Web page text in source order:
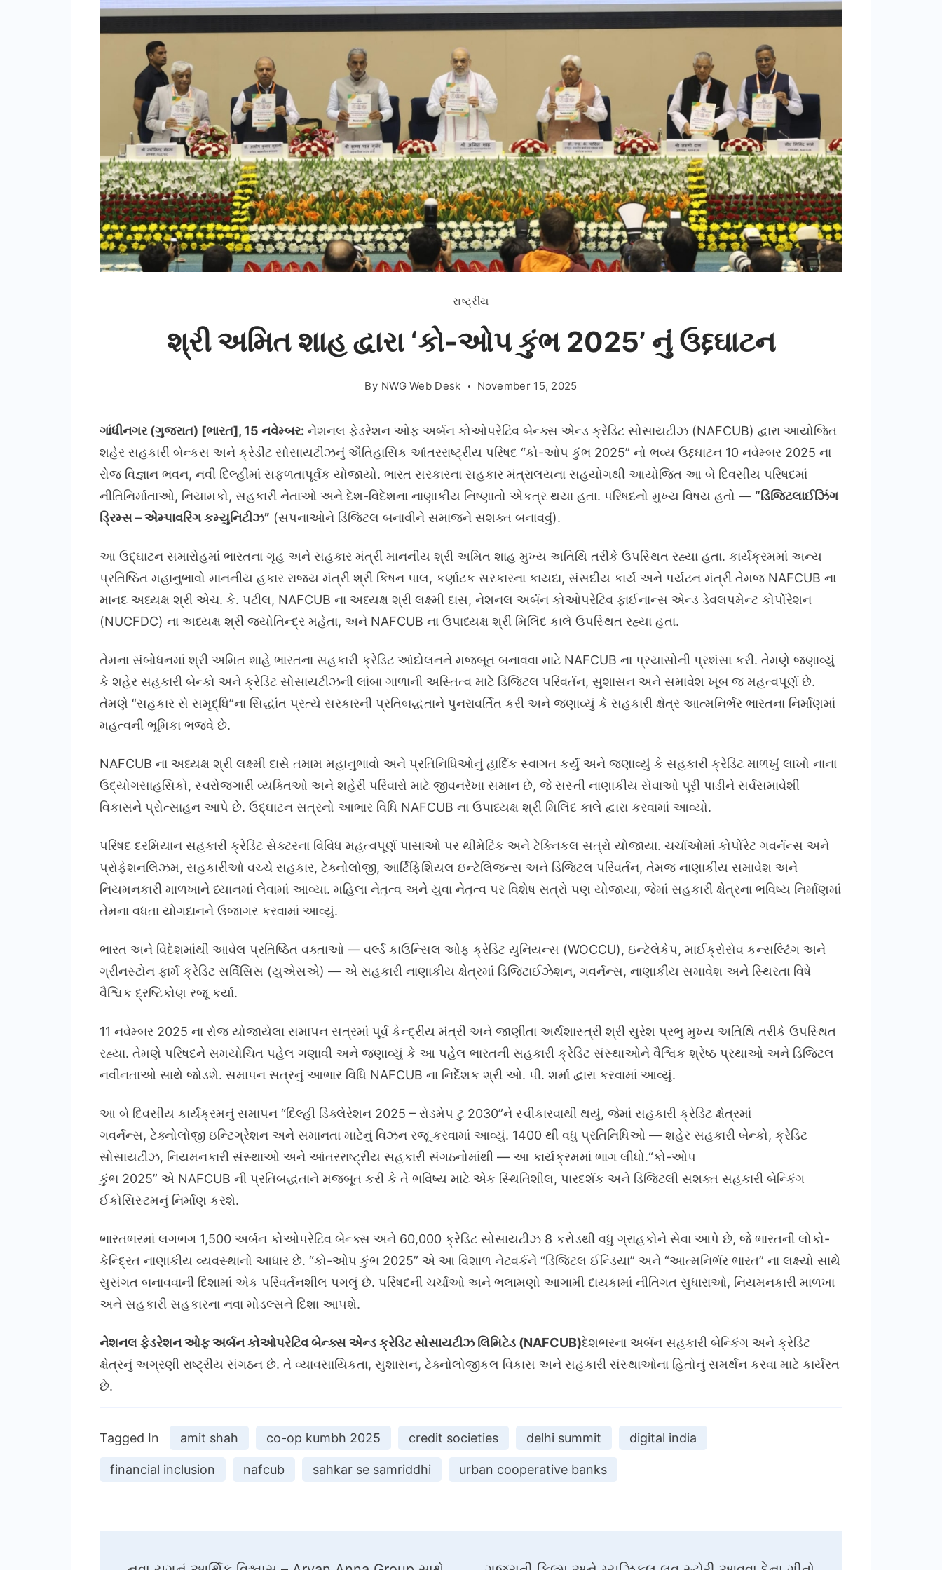
રાષ્ટ્રીય
શ્રી અમિત શાહ દ્વારા ‘કો-ઓપ કુંભ 2025’ નું ઉદ્દઘાટન
By NWG Web Desk November 15, 2025
ગાંધીનગર (ગુજરાત) [ભારત], 15 નવેમ્બર: નેશનલ ફેડરેશન ઓફ અર્બન કોઓપરેટિવ બેન્ક્સ એન્ડ ક્રેડિટ સોસાયટીઝ (NAFCUB) દ્વારા આયોજિત
શહેર સહકારી બેન્કસ અને ક્રેડીટ સોસાયટીઝનું ઐતિહાસિક આંતરરાષ્ટ્રીય પરિષદ “કો-ઓપ કુંભ 2025” નો ભવ્ય ઉદ્દઘાટન 10 નવેમ્બર 2025 ના
રોજ વિજ્ઞાન ભવન, નવી દિલ્હીમાં સફળતાપૂર્વક યોજાયો. ભારત સરકારના સહકાર મંત્રાલયના સહયોગથી આયોજિત આ બે દિવસીય પરિષદમાં
નીતિનિર્માતાઓ, નિયામકો, સહકારી નેતાઓ અને દેશ-વિદેશના નાણાકીય નિષ્ણાતો એકત્ર થયા હતા. પરિષદનો મુખ્ય વિષય હતો — “ડિજિટલાઈઝિંગ
ડ્રિમ્સ –એમ્પાવરિંગ કમ્યુનિટીઝ” (સપનાઓને ડિજિટલ બનાવીને સમાજને સશક્ત બનાવવું).
આ ઉદ્ઘાટન સમારોહમાં ભારતના ગૃહ અને સહકાર મંત્રી માનનીય શ્રી અમિત શાહ મુખ્ય અતિથિ તરીકે ઉપસ્થિત રહ્યા હતા. કાર્યક્રમમાં અન્ય
પ્રતિષ્ઠિત મહાનુભાવો માનનીય હકાર રાજ્ય મંત્રી શ્રી કિષન પાલ, કર્ણાટક સરકારના કાયદા, સંસદીય કાર્ય અને પર્યટન મંત્રી તેમજ NAFCUB ના
માનદ અધ્યક્ષ શ્રી એચ. કે. પટીલ, NAFCUB ના અધ્યક્ષ શ્રી લક્ષ્મી દાસ, નેશનલ અર્બન કોઓપરેટિવ ફાઈનાન્સ એન્ડ ડેવલપમેન્ટ કોર્પોરેશન
(NUCFDC) ના અધ્યક્ષ શ્રી જ્યોતિન્દ્ર મહેતા, અને NAFCUB ના ઉપાધ્યક્ષ શ્રી મિલિંદ કાલે ઉપસ્થિત રહ્યા હતા.
તેમના સંબોધનમાં શ્રી અમિત શાહે ભારતના સહકારી ક્રેડિટ આંદોલનને મજબૂત બનાવવા માટે NAFCUB ના પ્રયાસોની પ્રશંસા કરી. તેમણે જણાવ્યું
કે શહેર સહકારી બેન્કો અને ક્રેડિટ સોસાયટીઝની લાંબા ગાળાની અસ્તિત્વ માટે ડિજિટલ પરિવર્તન, સુશાસન અને સમાવેશ ખૂબ જ મહત્વપૂર્ણ છે.
તેમણે “સહકાર સે સમૃદ્ધિ”ના સિદ્ધાંત પ્રત્યે સરકારની પ્રતિબદ્ધતાને પુનરાવર્તિત કરી અને જણાવ્યું કે સહકારી ક્ષેત્ર આત્મનિર્ભર ભારતના નિર્માણમાં
મહત્વની ભૂમિકા ભજવે છે.
NAFCUB ના અધ્યક્ષ શ્રી લક્ષ્મી દાસે તમામ મહાનુભાવો અને પ્રતિનિધિઓનું હાર્દિક સ્વાગત કર્યું અને જણાવ્યું કે સહકારી ક્રેડિટ માળખું લાખો નાના
ઉદ્યોગસાહસિકો, સ્વરોજગારી વ્યક્તિઓ અને શહેરી પરિવારો માટે જીવનરેખા સમાન છે, જે સસ્તી નાણાકીય સેવાઓ પૂરી પાડીને સર્વસમાવેશી
વિકાસને પ્રોત્સાહન આપે છે. ઉદ્ઘાટન સત્રનો આભાર વિધિ NAFCUB ના ઉપાધ્યક્ષ શ્રી મિલિંદ કાલે દ્વારા કરવામાં આવ્યો.
પરિષદ દરમિયાન સહકારી ક્રેડિટ સેક્ટરના વિવિધ મહત્વપૂર્ણ પાસાઓ પર થીમેટિક અને ટેક્નિકલ સત્રો યોજાયા. ચર્ચાઓમાં કોર્પોરેટ ગવર્નન્સ અને
પ્રોફેશનલિઝમ, સહકારીઓ વચ્ચે સહકાર, ટેક્નોલોજી, આર્ટિફિશિયલ ઇન્ટેલિજન્સ અને ડિજિટલ પરિવર્તન, તેમજ નાણાકીય સમાવેશ અને
નિયમનકારી માળખાને ધ્યાનમાં લેવામાં આવ્યા. મહિલા નેતૃત્વ અને યુવા નેતૃત્વ પર વિશેષ સત્રો પણ યોજાયા, જેમાં સહકારી ક્ષેત્રના ભવિષ્ય નિર્માણમાં
તેમના વધતા યોગદાનને ઉજાગર કરવામાં આવ્યું.
ભારત અને વિદેશમાંથી આવેલ પ્રતિષ્ઠિત વક્તાઓ — વર્લ્ડ કાઉન્સિલ ઓફ ક્રેડિટ યુનિયન્સ (WOCCU), ઇન્ટેલેકેપ, માઈક્રોસેવ કન્સલ્ટિંગ અને
ગ્રીનસ્ટોન ફાર્મ ક્રેડિટ સર્વિસિસ (યુએસએ) — એ સહકારી નાણાકીય ક્ષેત્રમાં ડિજિટાઈઝેશન, ગવર્નન્સ, નાણાકીય સમાવેશ અને સ્થિરતા વિષે
વૈશ્વિક દ્રષ્ટિકોણ રજૂ કર્યા.
11 નવેમ્બર 2025 ના રોજ યોજાયેલા સમાપન સત્રમાં પૂર્વ કેન્દ્રીય મંત્રી અને જાણીતા અર્થશાસ્ત્રી શ્રી સુરેશ પ્રભુ મુખ્ય અતિથિ તરીકે ઉપસ્થિત
રહ્યા. તેમણે પરિષદને સમયોચિત પહેલ ગણાવી અને જણાવ્યું કે આ પહેલ ભારતની સહકારી ક્રેડિટ સંસ્થાઓને વૈશ્વિક શ્રેષ્ઠ પ્રથાઓ અને ડિજિટલ
નવીનતાઓ સાથે જોડશે. સમાપન સત્રનું આભાર વિધિ NAFCUB ના નિર્દેશક શ્રી ઓ. પી. શર્મા દ્વારા કરવામાં આવ્યું.
આ બે દિવસીય કાર્યક્રમનું સમાપન “દિલ્હી ડિક્લેરેશન 2025 – રોડમેપ ટુ 2030”ને સ્વીકારવાથી થયું, જેમાં સહકારી ક્રેડિટ ક્ષેત્રમાં
ગવર્નન્સ, ટેક્નોલોજી ઇન્ટિગ્રેશન અને સમાનતા માટેનું વિઝન રજૂ કરવામાં આવ્યું. 1400 થી વધુ પ્રતિનિધિઓ — શહેર સહકારી બેન્કો, ક્રેડિટ
સોસાયટીઝ, નિયમનકારી સંસ્થાઓ અને આંતરરાષ્ટ્રીય સહકારી સંગઠનોમાંથી — આ કાર્યક્રમમાં ભાગ લીધો.“કો-ઓપ
કુંભ 2025” એ NAFCUB ની પ્રતિબદ્ધતાને મજબૂત કરી કે તે ભવિષ્ય માટે એક સ્થિતિશીલ, પારદર્શક અને ડિજિટલી સશક્ત સહકારી બેન્કિંગ
ઈકોસિસ્ટમનું નિર્માણ કરશે.
ભારતભરમાં લગભગ 1,500 અર્બન કોઓપરેટિવ બેન્ક્સ અને 60,000 ક્રેડિટ સોસાયટીઝ 8 કરોડથી વધુ ગ્રાહકોને સેવા આપે છે, જે ભારતની લોકો-
કેન્દ્રિત નાણાકીય વ્યવસ્થાનો આધાર છે. “કો-ઓપ કુંભ 2025” એ આ વિશાળ નેટવર્કને “ડિજિટલ ઈન્ડિયા” અને “આત્મનિર્ભર ભારત” ના લક્ષ્યો સાથે
સુસંગત બનાવવાની દિશામાં એક પરિવર્તનશીલ પગલું છે. પરિષદની ચર્ચાઓ અને ભલામણો આગામી દાયકામાં નીતિગત સુધારાઓ, નિયમનકારી માળખા
અને સહકારી સહકારના નવા મોડલ્સને દિશા આપશે.
નેશનલ ફેડરેશન ઓફ અર્બન કોઓપરેટિવ બેન્ક્સ એન્ડ ક્રેડિટ સોસાયટીઝ લિમિટેડ (NAFCUB)દેશભરના અર્બન સહકારી બેન્કિંગ અને ક્રેડિટ
ક્ષેત્રનું અગ્રણી રાષ્ટ્રીય સંગઠન છે. તે વ્યાવસાયિકતા, સુશાસન, ટેક્નોલોજીકલ વિકાસ અને સહકારી સંસ્થાઓના હિતોનું સમર્થન કરવા માટે કાર્યરત
છે.
Tagged In amit shah co-op kumbh 2025 credit societies delhi summit digital india
financial inclusion nafcub sahkar se samriddhi urban cooperative banks